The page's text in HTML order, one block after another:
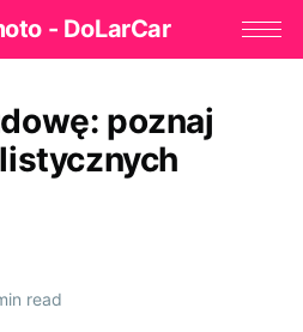
- DoLarCar
poznaj
read